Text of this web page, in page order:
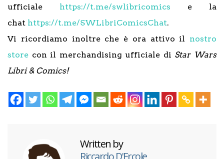
ufficiale https://t.me/swlibricomics e la
chat https://t.me/SWLibriComicsChat.
Vi ricordiamo inoltre che è ora attivo il nostro
store con il merchandising ufficiale di Star Wars
Libri & Comics!
Written by